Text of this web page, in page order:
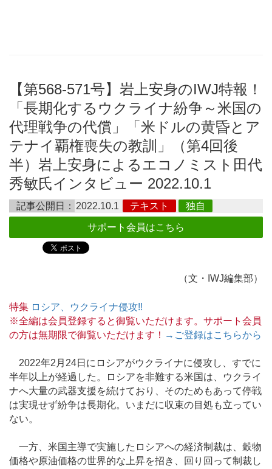
【第568-571号】岩上安身のIWJ特報！
「長期化するウクライナ紛争～米国の
代理戦争の代償」「米ドルの黄昏とア
テナイ覇権喪失の教訓」（第4回後
半）岩上安身によるエコノミスト田代
秀敏氏インタビュー 2022.10.1
記事公開日： 2022.10.1 テキスト 独自
サポート会員はこちら
（文・IWJ編集部）
特集 ロシア、ウクライナ侵攻!!
※全編は会員登録すると御覧いただけます。サポート会員
の方は無期限で御覧いただけます！ →ご登録はこちらから
2022年2月24日にロシアがウクライナに侵攻し、すでに
半年以上が経過した。ロシアを非難する米国は、ウクライ
ナへ大量の武器支援を続けており、そのためもあって停戦
は実現せず紛争は長期化。いまだに収束の目処も立ってい
ない。
一方、米国主導で実施したロシアへの経済制裁は、穀物
価格や原油価格の世界的な上昇を招き、回り回って制裁し